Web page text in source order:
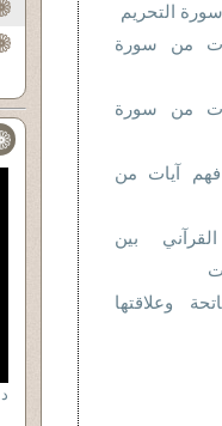
التحريم
من سورة
من سورة
فهم آيات من
بين
وعلاقتها